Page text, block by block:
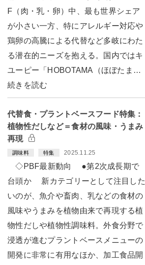
F（肉・乳・卵）中、最も世界シェア
が小さい一方、特にアレルギー対応や
鶏卵の高騰による代替など多岐にわた
る潜在的ニーズを抱える。国内ではキ
ユーピー「HOBOTAMA（ほぼたま…
続きを読む
代替食・プラントベースフード特集：
植物性だしなど＝食材の風味・うまみ
再現
調味料 特集 2025.11.25
◇PBF最新動向 ●第2次成長期で
台頭か 新カテゴリーとして注目した
いのが、魚介や畜肉、乳などの食材の
風味やうまみを植物由来で再現する植
物性だしや植物性調味料。外食分野で
浸透が進むプラントベースメニューの
開発に非常に有用なほか、加工食品開